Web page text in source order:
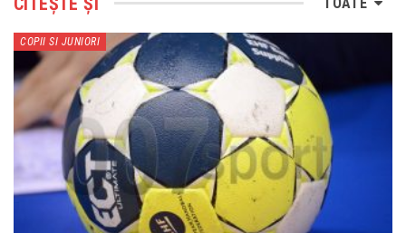
COPII SI JUNIORI